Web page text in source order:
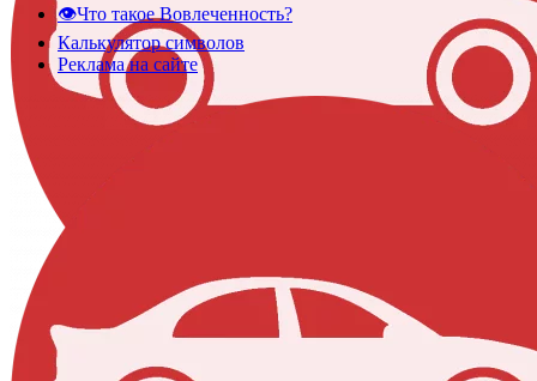
👁️Что такое Вовлеченность?
Калькулятор символов
Реклама на сайте